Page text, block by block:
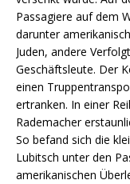
Passagiere auf dem
darunter
Juden, andere
Geschäftsleute. Der
einen
ertranken. In einer
Rademacher
So befand sich die
Lubitsch unter den
amerikanischen